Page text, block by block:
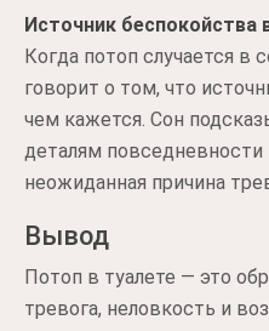
Источник беспокойства
Когда потоп случается в
говорит о том, что
чем кажется. Сон
деталям
неожиданная причина
Вывод
Потоп в туалете — это
тревога, неловкость и